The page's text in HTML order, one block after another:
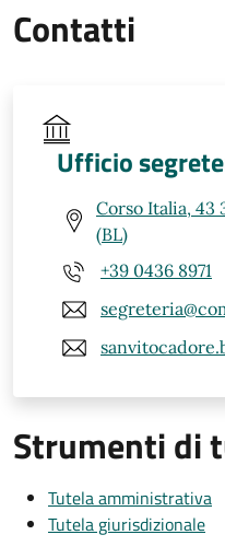
Contatti
Ufficio
Corso Italia, 43
(BL)
+39 0436 8971
Strumenti di
Tutela amministrativa
Tutela giurisdizionale